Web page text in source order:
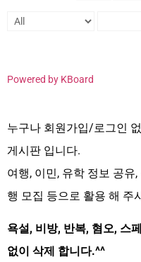
Powered by KBoard
누구나 회원가입/로그인
게시판 입니다.
여행, 이민, 유학 정보 공유
행 모집 등으로 활용 해 주
욕설, 비방, 반복, 혐오, 스
없이 삭제 합니다.^^